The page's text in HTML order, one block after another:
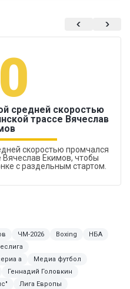
средней скоростью
трассе Вячеслав
скоростью промчался
Вячеслав Екимов, чтобы
с раздельным стартом.
ЧМ-2026 Boxing
НБА
а
Медиа футбол
Геннадий Головкин
Лига Европы